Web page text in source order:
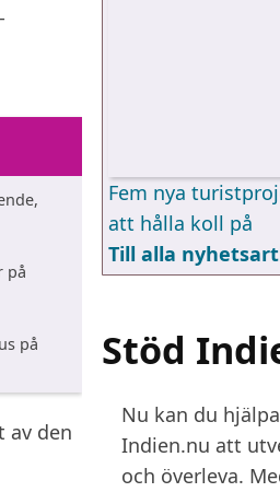
på
på
av den
Fem nya
att hålla koll på
Till alla
Stöd
Nu kan du hjälpa
Indien.nu att
och överleva.